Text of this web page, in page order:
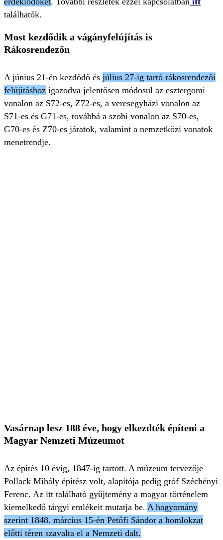
találhatók.
Most kezdődik a vágányfelújítás is
Rákosrendezőn
A június 21-én kezdődő és július 27-ig tartó rákosrendezői
felújításhoz igazodva jelentősen módosul az esztergomi
vonalon az S72-es, Z72-es, a veresegyházi vonalon az
S71-es és G71-es, továbbá a szobi vonalon az S70-es,
G70-es és Z70-es járatok, valamint a nemzetközi vonatok
menetrendje.
Vasárnap lesz 188 éve, hogy elkezdték építeni a
Magyar Nemzeti Múzeumot
Az építés 10 évig, 1847-ig tartott. A múzeum tervezője
Pollack Mihály építész volt, alapítója pedig gróf Széchényi
Ferenc. Az itt található gyűjtemény a magyar történelem
kiemelkedő tárgyi emlékeit mutatja be. A hagyomány
szerint 1848. március 15-én Petőfi Sándor a homlokzat
előtti téren szavalta el a Nemzeti dalt.